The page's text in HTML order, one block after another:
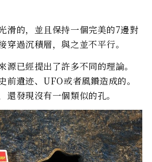
滑的，並且保持一個完美的7邊對
穿過沉積層，與之並不平行。
源已經提出了許多不同的理論。
前遺迹、UFO或者風鑽造成的。
還發現沒有一個類似的孔。